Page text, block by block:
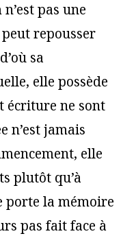
pas une
repousser
sa
elle possède
écriture ne sont
n’est jamais
elle
plutôt qu’à
porte la mémoire
pas fait face à